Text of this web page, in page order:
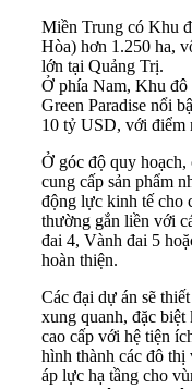
Miền Trung có Khu
Hòa) hơn 1.250 ha,
lớn tại Quảng Trị.
Ở phía Nam, Khu
Green Paradise nổi
10 tỷ USD, với điểm
Ở góc độ quy hoạch,
cung cấp sản phẩm
động lực kinh tế cho
thường gắn liền với
đai 4, Vành đai 5
hoàn thiện.
Các đại dự án sẽ
xung quanh, đặc
cao cấp với hệ tiện
hình thành các đô
áp lực hạ tầng cho